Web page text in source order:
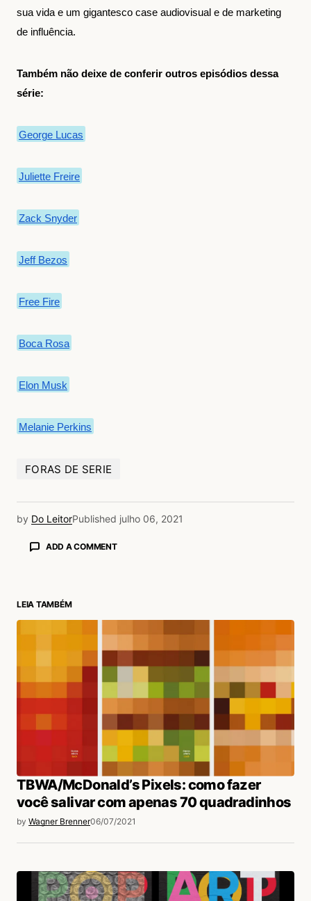
sua vida e um gigantesco case audiovisual e de marketing
de influência.
Também não deixe de conferir outros episódios dessa
série:
George Lucas
Juliette Freire
Zack Snyder
Jeff Bezos
Free Fire
Boca Rosa
Elon Musk
Melanie Perkins
FORAS DE SERIE
by Do LeitorPublished julho 06, 2021
ADD A COMMENT
LEIA TAMBÉM
TBWA/McDonald’s Pixels: como fazer
você salivar com apenas 70 quadradinhos
by Wagner Brenner06/07/2021